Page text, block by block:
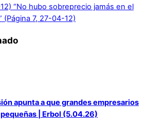
“No hubo sobreprecio jamás en el
(Página 7, 27-04-12)
apunta a que grandes empresarios
| Erbol (5.04.26)